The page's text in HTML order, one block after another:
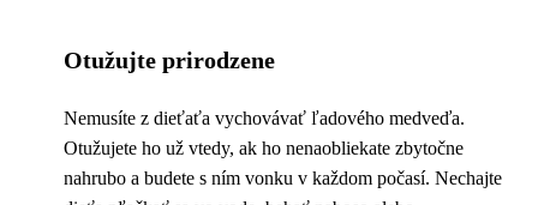
Otužujte prirodzene
Nemusíte z dieťaťa vychovávať ľadového medveďa.
Otužujete ho už vtedy, ak ho nenaobliekate zbytočne
nahrubo a budete s ním vonku v každom počasí. Nechajte